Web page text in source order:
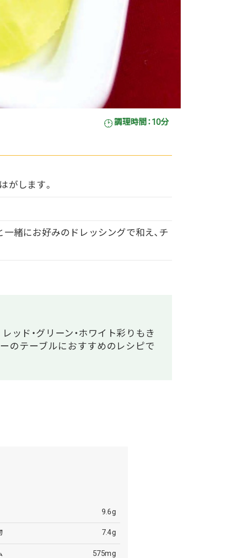
調理時間：10分
がします。
一緒にお好みのドレッシングで和え、チ
ッド・グリーン・ホワイト彩りもき
のテーブルにおすすめのレシピで
9.6g
7.4g
575mg